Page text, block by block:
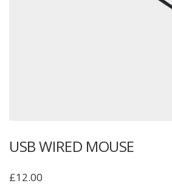
USB WIRED MOUSE
£12.00